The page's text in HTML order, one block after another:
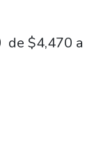
de $4,470 a